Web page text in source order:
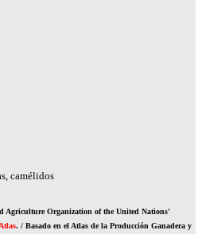
camélidos
Agriculture Organization of the United Nations'
. / Basado en el Atlas de la Producción Ganadera y